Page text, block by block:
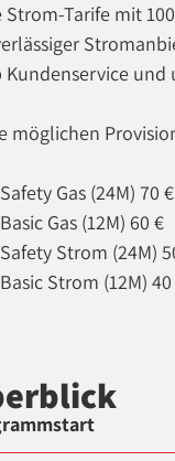
Strom-Tarife mit
Kundenservice
möglichen
Gas (24M) 70 €
Gas (12M) 60 €
Strom (24M)
Strom (12M)